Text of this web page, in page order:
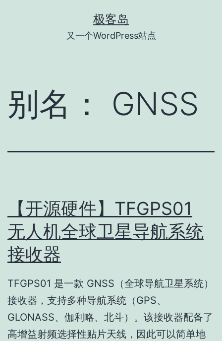
极客岛
又一个WordPress站点
别名： GNSS
【开源硬件】TFGPS01
无人机全球卫星导航系统
接收器
TFGPS01 是一款 GNSS（全球导航卫星系统）
接收器，支持多种导航系统（GPS、
GLONASS、伽利略、北斗）。该接收器配备了
高增益射频选择性贴片天线，因此可以简单地